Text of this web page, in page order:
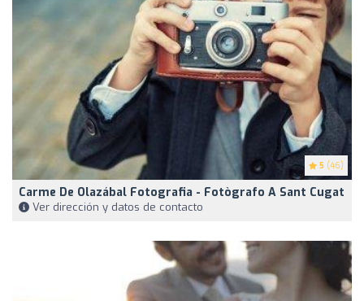
5 (46)
Carme De Olazábal Fotografia - Fotògrafo A Sant Cugat
Ver dirección y datos de contacto